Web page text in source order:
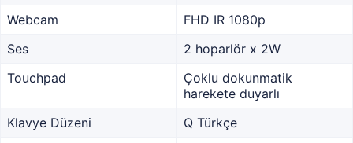
Webcam
FHD IR 1080p
Ses
2 hoparlör x 2W
Touchpad
Çoklu dokunmatik
harekete duyarlı
Klavye Düzeni
Q Türkçe